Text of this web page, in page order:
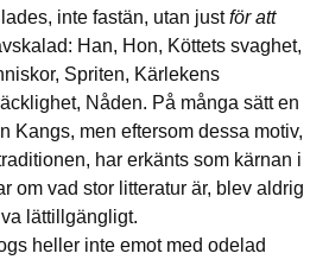
inte fastän, utan justför att
Han, Hon, Köttets svaghet,
Spriten, Kärlekens
Nåden. På många sätt en
Kangs, men eftersom dessa motiv,
har erkänts som kärnan i
om vad stor litteratur är, blev aldrig
lättillgängligt.
heller inte emot med odelad